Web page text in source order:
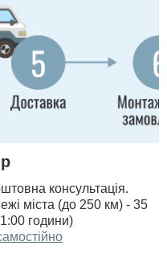
консультація.
міста (до 250 км) - 35
години)